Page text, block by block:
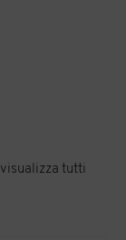
visualizza tutti